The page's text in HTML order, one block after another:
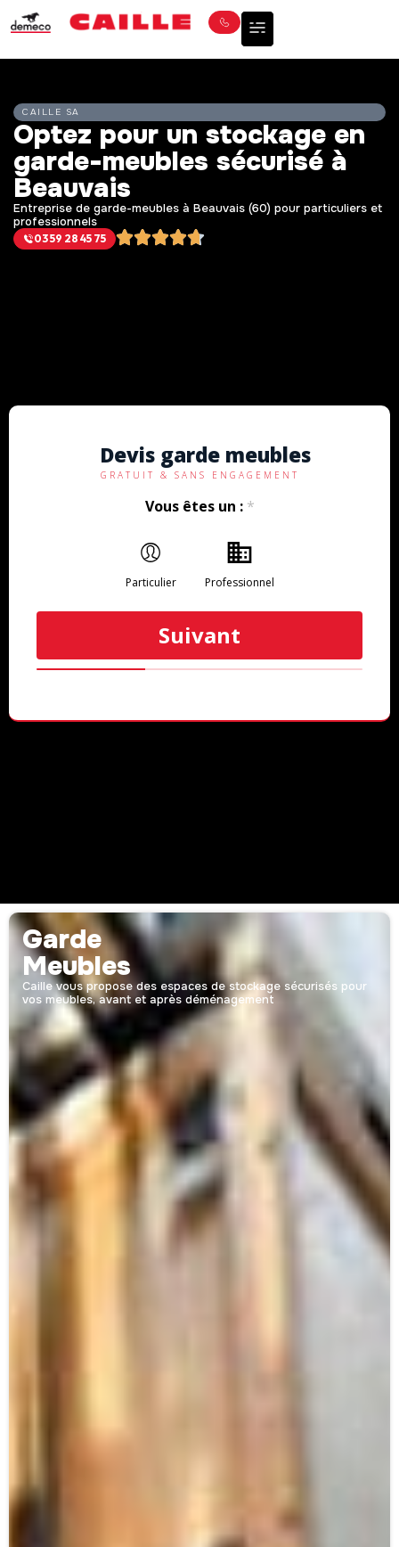
CAILLE SA
Optez pour un stockage en
garde-meubles sécurisé à
Beauvais
Entreprise de garde-meubles à Beauvais (60) pour particuliers et
professionnels
03 59 28 45 75
Devis garde meubles
GRATUIT & SANS ENGAGEMENT
Vous êtes un : *
Particulier Professionnel
Suivant
Garde
Meubles
Caille vous propose des espaces de stockage sécurisés pour
vos meubles, avant et après déménagement